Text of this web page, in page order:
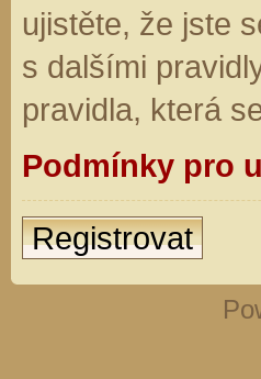
ujistěte, že jste
s dalšími
pravidla, která
Podmínky pro
Registrovat